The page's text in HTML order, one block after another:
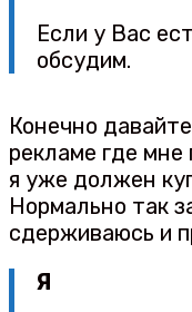
Если у Вас
обсудим.
Конечно
рекламе где мне
я уже должен
Нормально так
сдерживаюсь и
Я